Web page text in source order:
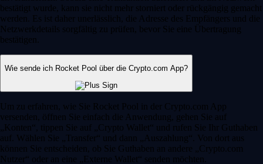
bestätigt wurde, kann sie nicht mehr storniert oder rückgängig gemacht
werden. Es ist daher unerlässlich, die Adresse des Empfängers und die
Netzwerkdetails sorgfältig zu prüfen, bevor Sie eine Übertragung
bestätigen.
Wie sende ich Rocket Pool über die Crypto.com App?
Um zu erfahren, wie Sie Rocket Pool in der Crypto.com App
versenden, öffnen Sie einfach die Anwendung, gehen Sie auf
„Konten“, tippen Sie auf „Crypto Wallet“ und rufen Sie Ihr Guthaben
auf. Wählen Sie „Transfer“ und dann „Auszahlung“. Von dort aus
können Sie entscheiden, ob Sie Guthaben an andere „Crypto.com
Nutzer“ oder an eine „Externe Wallet“ senden möchten.